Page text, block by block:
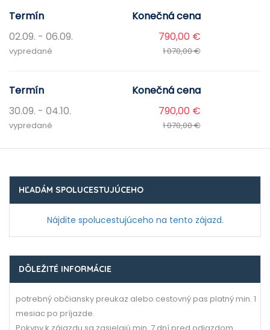
Termín
Konečná cena
02.09. - 06.09.
790,00 €
1 070,00 €
vypredané
Termín
Konečná cena
30.09. - 04.10.
790,00 €
1 070,00 €
vypredané
HĽADÁM SPOLUCESTUJÚCEHO
Nájdite spolucestujúceho na tento zájazd.
DÔLEŽITÉ INFORMÁCIE
potrebný občiansky preukaz alebo cestovný pas platný min. 1
mesiac po príjazde.